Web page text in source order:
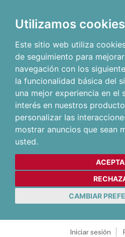
Utilizamos cookies
Este sitio web utiliza
de seguimiento para
navegación con los
la funcionalidad básica del
una mejor experiencia en el
interés en nuestros
personalizar las
mostrar anuncios que sean
usted.
CAMBIAR
Iniciar sesión